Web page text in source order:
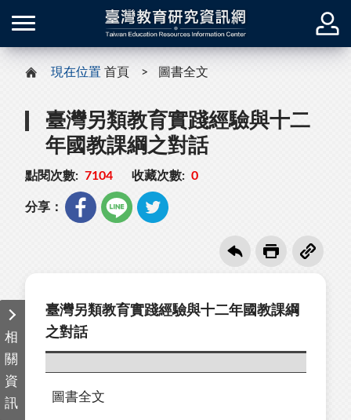
現在位置 首頁 圖書全文
臺灣另類教育實踐經驗與十二
年國教課綱之對話
點閱次數: 7104 收藏次數: 0
分享：
相
關
資
訊
臺灣另類教育實踐經驗與十二年國教課綱
之對話
圖書全文